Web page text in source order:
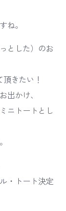
ね。
とした）のお
きたい！
出かけ、
ニトートとし
・トート決定